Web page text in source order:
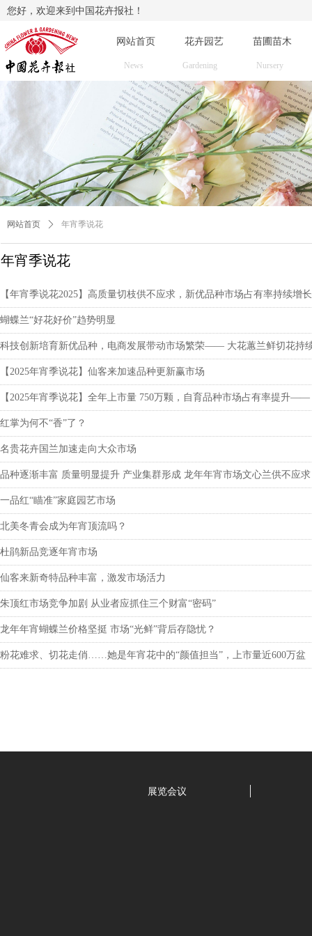
您好，欢迎来到中国花卉报社！
网站首页 花卉园艺 苗圃苗木
News Gardening Nursery
年宵季说花
网站首页 ꄲ 年宵季说花
【年宵季说花2025】高质量切枝供不应求，新优品种市场占有率持续
蝴蝶兰“好花好价”趋势明显
科技创新培育新优品种，电商发展带动市场繁荣—— 大花蕙兰鲜切花持
【2025年宵季说花】仙客来加速品种更新赢市场
【2025年宵季说花】全年上市量 750万颗，自育品种市场占有率提升
红掌为何不“香”了？
名贵花卉国兰加速走向大众市场
品种逐渐丰富 质量明显提升 产业集群形成 龙年年宵市场文心兰供不应求
一品红“瞄准”家庭园艺市场
北美冬青会成为年宵顶流吗？
杜鹃新品竞逐年宵市场
仙客来新奇特品种丰富，激发市场活力
朱顶红市场竞争加剧 从业者应抓住三个财富“密码”
龙年年宵蝴蝶兰价格坚挺 市场“光鲜”背后存隐忧？
粉花难求、切花走俏……她是年宵花中的“颜值担当”，上市量近600万盆
展览会议